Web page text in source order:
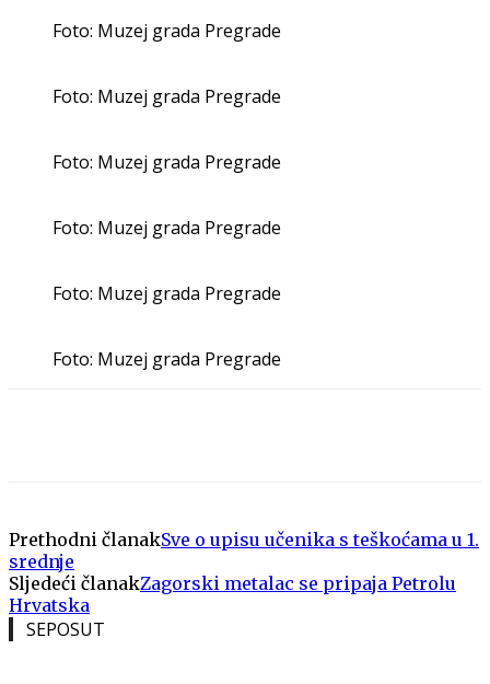
Foto: Muzej grada Pregrade
Foto: Muzej grada Pregrade
Foto: Muzej grada Pregrade
Foto: Muzej grada Pregrade
Foto: Muzej grada Pregrade
Foto: Muzej grada Pregrade
Prethodni članakSve o upisu učenika s teškoćama u 1.
srednje
Sljedeći članakZagorski metalac se pripaja Petrolu
Hrvatska
SEPOSUT